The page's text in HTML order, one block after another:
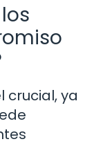
crucial, ya